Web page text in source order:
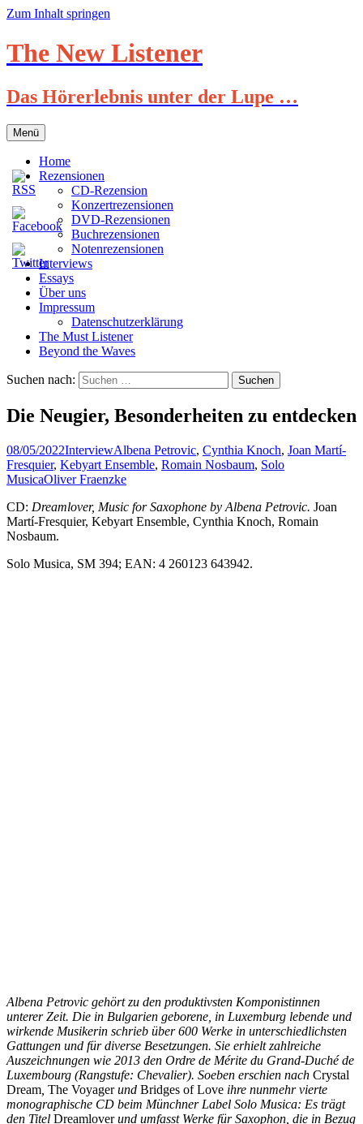
Zum Inhalt springen
The New Listener
Das Hörerlebnis unter der Lupe …
Menü
Home
Rezensionen
CD-Rezension
Konzertrezensionen
DVD-Rezensionen
Buchrezensionen
Notenrezensionen
Interviews
Essays
Über uns
Impressum
Datenschutzerklärung
The Must Listener
Beyond the Waves
Suchen nach:
Die Neugier, Besonderheiten zu entdecken
08/05/2022InterviewAlbena Petrovic, Cynthia Knoch, Joan Martí-
Fresquier, Kebyart Ensemble, Romain Nosbaum, Solo
MusicaOliver Fraenzke
CD: Dreamlover, Music for Saxophone by Albena Petrovic. Joan
Martí-Fresquier, Kebyart Ensemble, Cynthia Knoch, Romain
Nosbaum.
Solo Musica, SM 394; EAN: 4 260123 643942.
Albena Petrovic gehört zu den produktivsten Komponistinnen
unterer Zeit. Die in Bulgarien geborene, in Luxemburg lebende und
wirkende Musikerin schrieb über 600 Werke in unterschiedlichsten
Gattungen und für diverse Besetzungen. Sie erhielt zahlreiche
Auszeichnungen wie 2013 den Ordre de Mérite du Grand-Duché de
Luxembourg (Rangstufe: Chevalier). Soeben erschien nach Crystal
Dream The Voyagerund Bridges of Love ihre nunmehr vierte
monographische CD beim Münchner Label Solo Musica: Es trägt
den Titel Dreamloverund umfasst Werke für Saxophon, die in Bezug